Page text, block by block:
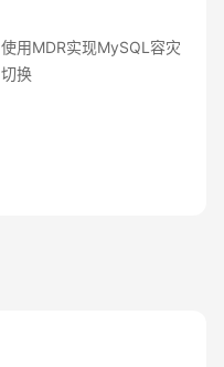
使用MDR实现MySQL容灾
切换